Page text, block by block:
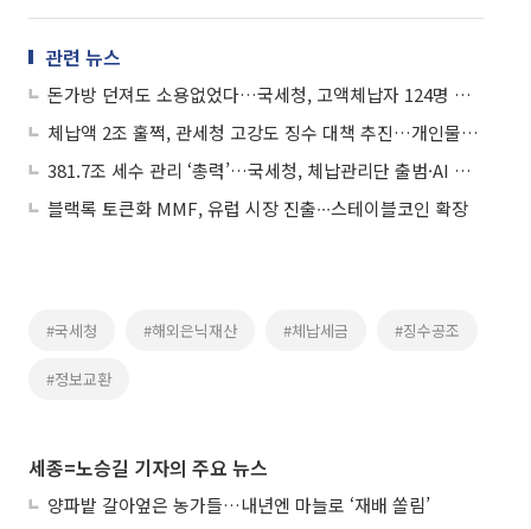
관련 뉴스
돈가방 던져도 소용없었다…국세청, 고액체납자 124명 수색해 81억원 압류
체납액 2조 훌쩍, 관세청 고강도 징수 대책 추진…개인물품 통관 제재 강화
381.7조 세수 관리 ‘총력’…국세청, 체납관리단 출범·AI 세정 전환
블랙록 토큰화 MMF, 유럽 시장 진출∙∙∙스테이블코인 확장
#국세청 #해외은닉재산 #체납세금 #징수공조
#정보교환
세종=노승길 기자의 주요 뉴스
양파밭 갈아엎은 농가들…내년엔 마늘로 ‘재배 쏠림’